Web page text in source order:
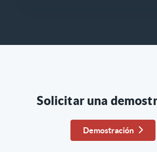
Solicitar una
Demostración